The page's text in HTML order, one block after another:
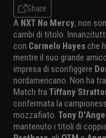
Share
A NXT No Mercy, non
cambi di titolo.
con Carmelo Hayesche
mentre il suo grande
impresa di sconfiggere
nordamericano. Non ha
Match fra Tiffany
confermata la
mozzafiato. Tony
mantenuto i titoli di